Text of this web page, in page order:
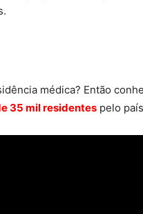
médica? Então
35 mil residentes pelo